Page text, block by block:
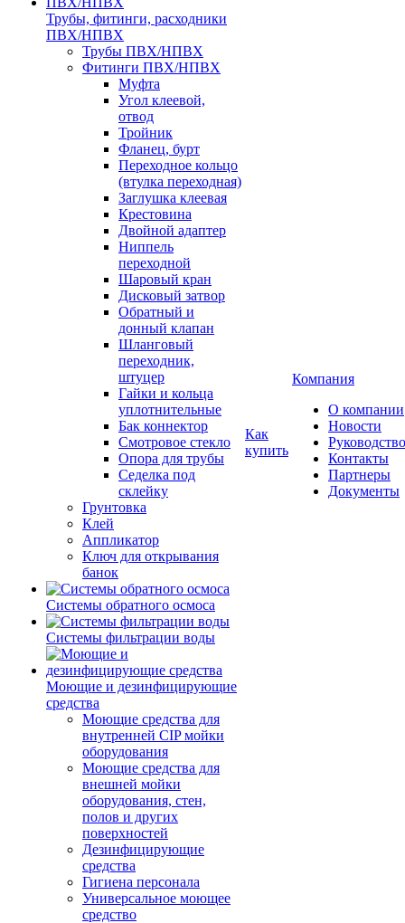
Трубы, фитинги, расходники
ПВХ/НПВХ
Трубы ПВХ/НПВХ
Фитинги ПВХ/НПВХ
Муфта
Угол клеевой,
отвод
Тройник
Фланец, бурт
Переходное кольцо
(втулка переходная)
Заглушка клеевая
Крестовина
Двойной адаптер
Ниппель
переходной
Шаровый кран
Дисковый затвор
Обратный и
донный клапан
Шланговый
переходник,
штуцер
Гайки и кольца
уплотнительные
Бак коннектор
Смотровое стекло
Опора для трубы
Седелка под
склейку
Грунтовка
Клей
Аппликатор
Ключ для открывания
банок
Системы обратного осмоса
Системы фильтрации воды
Моющие и дезинфицирующие
средства
Моющие средства для
внутренней CIP мойки
оборудования
Моющие средства для
внешней мойки
оборудования, стен,
полов и других
поверхностей
Дезинфицирующие
средства
Гигиена персонала
Универсальное моющее
средство
Как
купить
Компания
О компании
Новости
Руководство
Контакты
Партнеры
Документы